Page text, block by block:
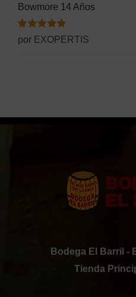
Bowmore 14 Años
Valorado
con
por EXOPERTIS
Bodega El Barril -
Tienda